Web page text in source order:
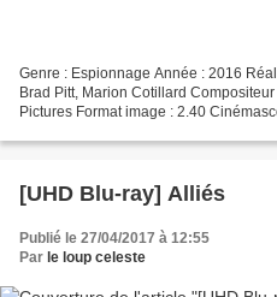
Genre : Espionnage Année : 2016
Brad Pitt, Marion Cotillard
Pictures Format image : 2.40
[UHD Blu-ray] Alliés
Publié le 27/04/2017 à 12:55
Par le loup celeste